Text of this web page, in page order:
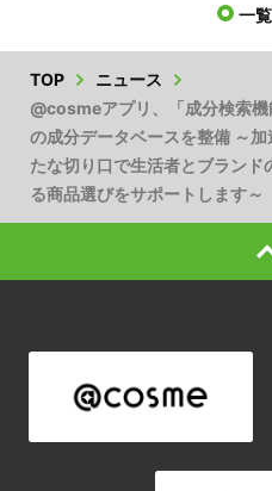
一
TOP
ニュース
@cosmeアプリ、「成分検索
の成分データベースを整備 ～
たな切り口で生活者とブラン
る商品選びをサポートします～